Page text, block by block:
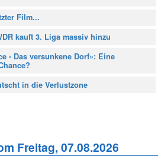
Film...
kauft 3. Liga massiv hinzu
- Das versunkene Dorf»: Eine
in die Verlustzone
Freitag, 07.08.2026